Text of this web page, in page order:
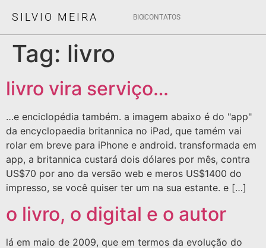
SILVIO MEIRA BIOCONTATOS
Tag: livro
livro vira serviço…
…e enciclopédia também. a imagem abaixo é do "app"
da encyclopaedia britannica no iPad, que tamém vai
rolar em breve para iPhone e android. transformada em
app, a britannica custará dois dólares por mês, contra
US$70 por ano da versão web e meros US$1400 do
impresso, se você quiser ter um na sua estante. e […]
o livro, o digital e o autor
lá em maio de 2009, que em termos da evolução do